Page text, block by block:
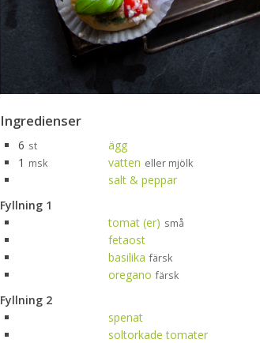
Ingredienser
6 st
ägg
1 msk vatten eller mjölk
salt & peppar
Fyllning 1
tomat (er) små
fetaost
basilika färsk
oregano färsk
Fyllning 2
spenat
soltorkade tomater